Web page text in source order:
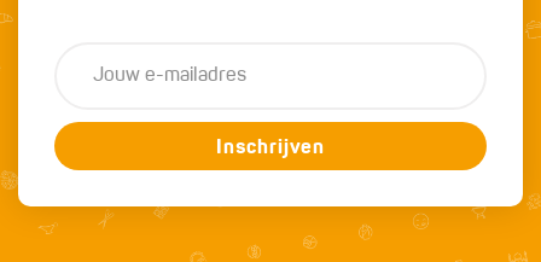
Inschrijven